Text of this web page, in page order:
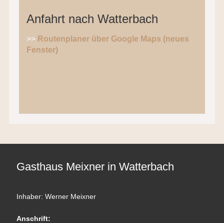
Anfahrt nach Watterbach
>> Routenplaner über Google Maps (neues
Fenster)
Gasthaus Meixner in Watterbach
Inhaber: Werner Meixner
Anschrift: